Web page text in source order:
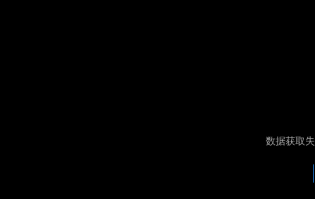
数据获取